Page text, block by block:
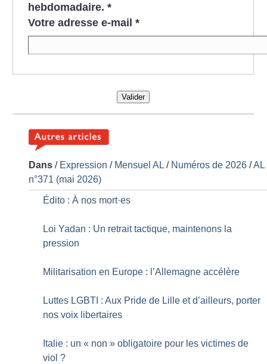
hebdomadaire. *
Votre adresse e-mail *
Valider
Dans / Expression / Mensuel AL / Numéros de 2026 /AL
n°371 (mai 2026)
Édito : À nos mort·es
Loi Yadan : Un retrait tactique, maintenons la
pression
Militarisation en Europe : l’Allemagne accélère
Luttes LGBTI : Aux Pride de Lille et d’ailleurs, porter
nos voix libertaires
Italie : un « non » obligatoire pour les victimes de
viol ?